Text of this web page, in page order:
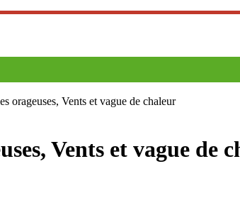
Education
orageuses, Vents et vague de chaleur
Vents et vague de